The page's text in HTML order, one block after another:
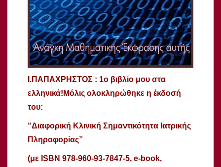
Ι.ΠΑΠΑΧΡΗΣΤΟΣ : 1ο βιβλίο μου στα
ελληνικά!Μόλις ολοκληρώθηκε η έκδοσή
του:
“Διαφορική Κλινική Σημαντικότητα Ιατρικής
Πληροφορίας”
(με ISBN 978-960-93-7847-5, e-book,